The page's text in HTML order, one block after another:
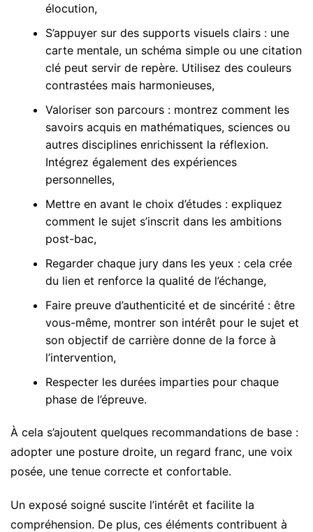
élocution,
S’appuyer sur des supports visuels clairs : une
carte mentale, un schéma simple ou une citation
clé peut servir de repère. Utilisez des couleurs
contrastées mais harmonieuses,
Valoriser son parcours : montrez comment les
savoirs acquis en mathématiques, sciences ou
autres disciplines enrichissent la réflexion.
Intégrez également des expériences
personnelles,
Mettre en avant le choix d’études : expliquez
comment le sujet s’inscrit dans les ambitions
post-bac,
Regarder chaque jury dans les yeux : cela crée
du lien et renforce la qualité de l’échange,
Faire preuve d’authenticité et de sincérité : être
vous-même, montrer son intérêt pour le sujet et
son objectif de carrière donne de la force à
l’intervention,
Respecter les durées imparties pour chaque
phase de l’épreuve.
À cela s’ajoutent quelques recommandations de base :
adopter une posture droite, un regard franc, une voix
posée, une tenue correcte et confortable.
Un exposé soigné suscite l’intérêt et facilite la
compréhension. De plus, ces éléments contribuent à